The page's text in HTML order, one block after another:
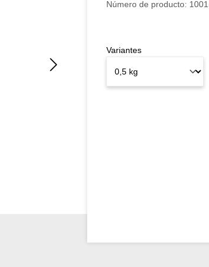
Número de producto:
Variantes